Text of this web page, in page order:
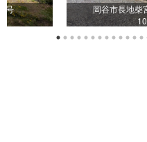
号
岡谷市長地柴